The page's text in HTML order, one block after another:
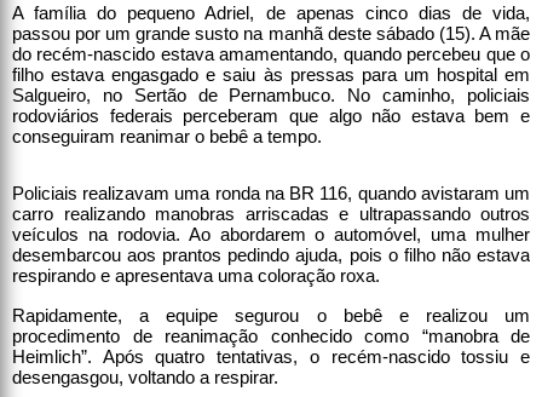
A família do pequeno Adriel, de apenas cinco dias de vida,
passou por um grande susto na manhã deste sábado (15). A mãe
do recém-nascido estava amamentando, quando percebeu que o
filho estava engasgado e saiu às pressas para um hospital em
Salgueiro, no Sertão de Pernambuco. No caminho, policiais
rodoviários federais perceberam que algo não estava bem e
conseguiram reanimar o bebê a tempo.
Policiais realizavam uma ronda na BR 116, quando avistaram um
carro realizando manobras arriscadas e ultrapassando outros
veículos na rodovia. Ao abordarem o automóvel, uma mulher
desembarcou aos prantos pedindo ajuda, pois o filho não estava
respirando e apresentava uma coloração roxa.
Rapidamente, a equipe segurou o bebê e realizou um
procedimento de reanimação conhecido como “manobra de
Heimlich”. Após quatro tentativas, o recém-nascido tossiu e
desengasgou, voltando a respirar.